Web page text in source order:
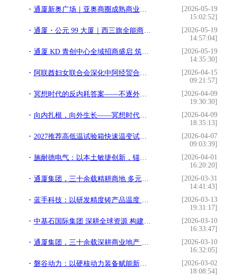
通厦新奥广场｜亚奥商圈成熟商业标杆 奥北一站式消费载体全城招商
[2026-05-19
15:02:52]
通厦・公元 99 大厦｜西三旗全能商务综合体 成熟载体全城招商盛启
[2026-05-19
14:57:04]
通厦 KD 青创中心全域招商盛启 筑就北京东部文创科创青年创业新高地
[2026-05-19
14:35:30]
阿联酋妇女联合会深化中阿经贸合作 签署多项协议支持女企业家发展
[2026-04-15
09:21:57]
冥想时代的反内耗答案——不逐外物，只向心寻
[2026-04-09
19:30:30]
向内扎根，向外生长——冥想时代的身心归真宣言
[2026-04-09
18:35:13]
2027推荐高低温试验箱快速温变试验箱烘箱靠谱好用品牌厂家
[2026-04-07
09:03:39]
施耐德电气：以本土敏捷创新，锚定中国制造业转型新机遇
[2026-04-01
16:20:20]
通厦集团，三十余载精耕商地 多元布局铸就城市标杆
[2026-03-31
14:41:43]
蓝手科技：以研发精度铸产品温度 打造生活级智能电子标杆
[2026-03-13
19:31:17]
中基石国际集团 深耕全球资源 构建贸易物流产业生态
[2026-03-10
16:33:47]
通厦集团，三十余载深耕商业地产 多元布局赋能城市高质量发展
[2026-03-10
16:32:05]
磐谷动力：以硬核动力装备赋能新型能源体系，助力“双碳”与新质生产力落地
[2026-03-02
18:08:54]